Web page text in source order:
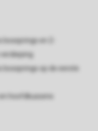
en 2-
op de eerste
hoofdkussens